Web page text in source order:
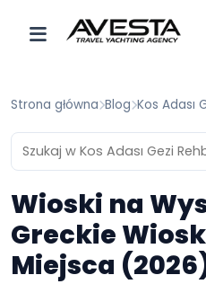
Strona główna Blog Kos Adası
Wioski na
Greckie
Miejsca